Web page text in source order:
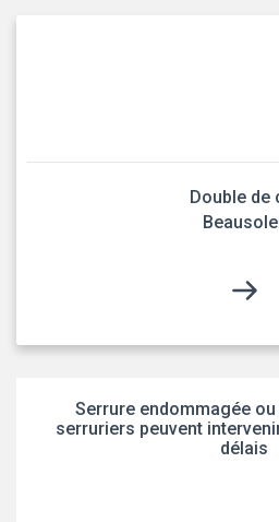
Double de
Serrure endommagée
serruriers peuvent
délais